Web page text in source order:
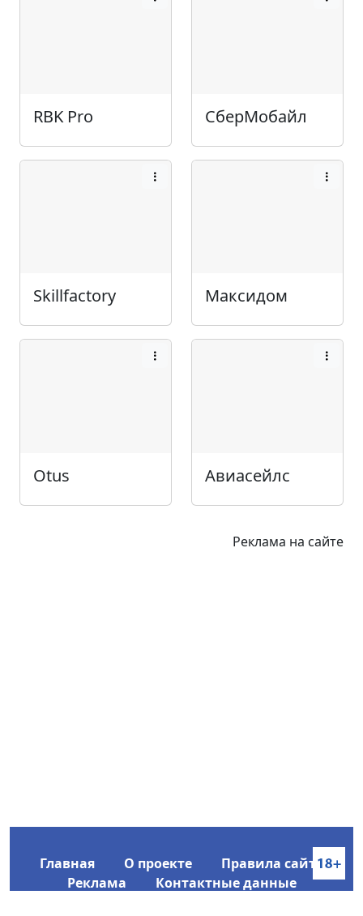
RBK Pro СберМобайл
Skillfactory Максидом
Otus Авиасейлс
Реклама на сайте
Главная О проекте
Правила сайта
Реклама
Контактные данные